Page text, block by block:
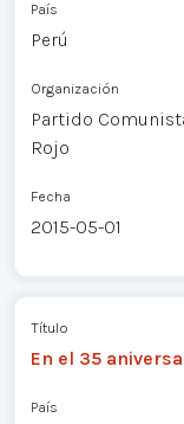
País
Perú
Organización
Partido
Rojo
Fecha
2015-05-01
Título
En el 35
País